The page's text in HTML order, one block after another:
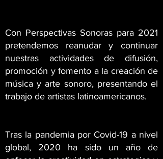
Con Perspectivas Sonoras para 2021
pretendemos reanudar y continuar
nuestras actividades de difusión,
promoción y fomento a la creación de
música y arte sonoro, presentando el
trabajo de artistas latinoamericanos.
Tras la pandemia por Covid-19 a nivel
global, 2020 ha sido un año de